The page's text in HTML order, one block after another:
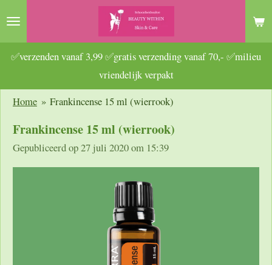
Ga
naar
hoofdinhoud
✅verzenden vanaf 3,99 ✅gratis verzending vanaf 70,- ✅milieu
vriendelijk verpakt
Home » Frankincense 15 ml (wierrook)
Frankincense 15 ml (wierrook)
Gepubliceerd op 27 juli 2020 om 15:39